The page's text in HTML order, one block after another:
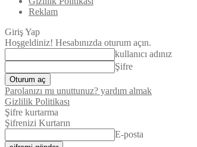
Reklam
Giriş Yap
Hoşgeldiniz! Hesabınızda oturum açın.
kullanıcı adınız
Şifre
Parolanızı mı unuttunuz? yardım almak
Gizlilik Politikası
Şifre kurtarma
Şifrenizi Kurtarın
E-posta